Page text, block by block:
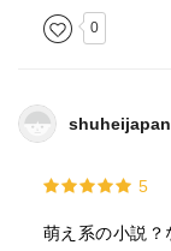
0
5
萌え系の小説？